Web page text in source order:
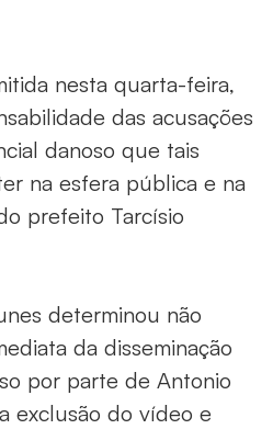
nesta quarta-feira,
das acusações
danoso que tais
na esfera pública e na
prefeito Tarcísio
determinou não
da disseminação
por parte de Antonio
exclusão do vídeo e